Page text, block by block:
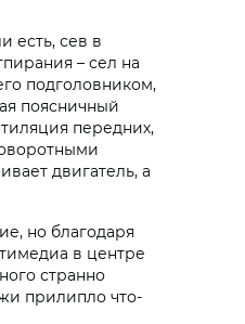
есть, сев в
– сел на
подголовником,
поясничный
передних,
двигатель, а
но благодаря
в центре
странно
прилипло что-